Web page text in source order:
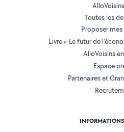
Toutes les
Proposer mes
Livre « Le futur de
AlloVoisins
Espace
Partenaires et